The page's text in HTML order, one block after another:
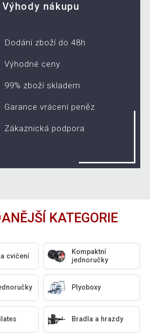
Výhody nákupu
Dodání zboží do 48h
Výhodné ceny
99% zboží skladem
Garance vrácení peněz
Zákaznická podpora
KATEGORIE
cvičení
Kompaktní
jednoručky
Plyoboxy
Bradla a hrazdy